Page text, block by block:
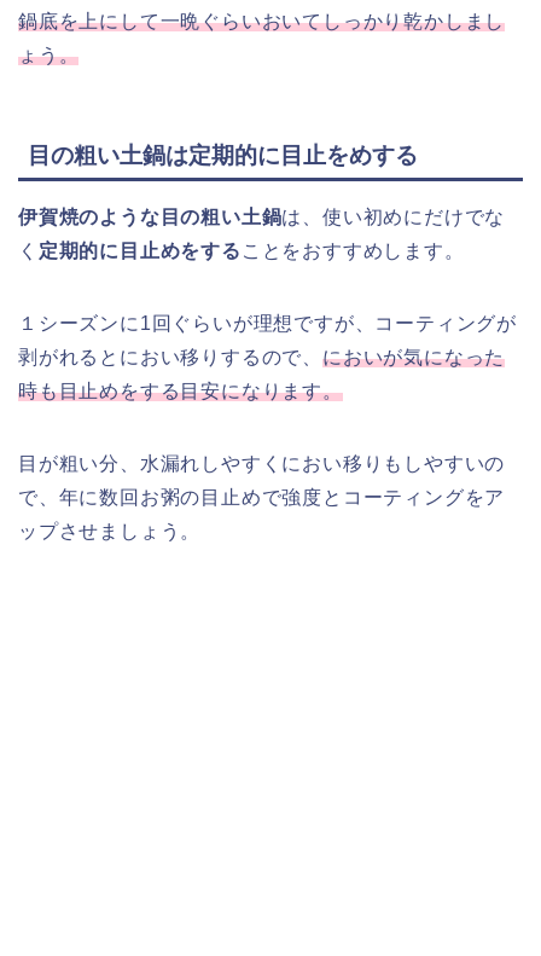
鍋底を上にして一晩ぐらいおいてしっかり乾かしまし
ょう。
目の粗い土鍋は定期的に目止をめする
伊賀焼のような目の粗い土鍋は、使い初めにだけでな
く 定期的に目止めをする ことをおすすめします。
１シーズンに1回ぐらいが理想ですが、コーティングが
剥がれるとにおい移りするので、においが気になった
時も目止めをする目安になります。
目が粗い分、水漏れしやすくにおい移りもしやすいの
で、年に数回お粥の目止めで強度とコーティングをア
ップさせましょう。